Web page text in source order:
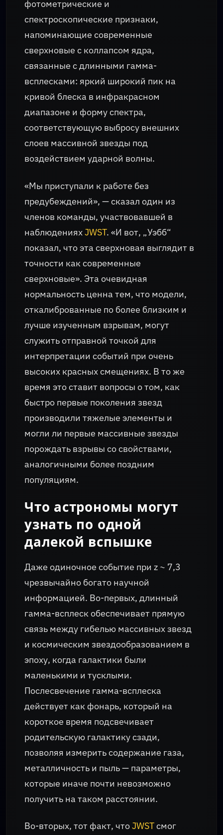
фотометрические и
спектроскопические признаки,
напоминающие современные
сверхновые с коллапсом ядра,
связанные с длинными гамма-
всплесками: яркий широкий пик на
кривой блеска в инфракрасном
диапазоне и форму спектра,
соответствующую выбросу внешних
слоев массивной звезды под
воздействием ударной волны.
«Мы приступали к работе без
предубеждений», — сказал один из
членов команды, участвовавшей в
наблюденияхJWST. «И вот, „Уэбб“
показал, что эта сверхновая выглядит в
точности как современные
сверхновые». Эта очевидная
нормальность ценна тем, что модели,
откалиброванные по более близким и
лучше изученным взрывам, могут
служить отправной точкой для
интерпретации событий при очень
высоких красных смещениях. В то же
время это ставит вопросы о том, как
быстро первые поколения звезд
производили тяжелые элементы и
могли ли первые массивные звезды
порождать взрывы со свойствами,
аналогичными более поздним
популяциям.
Что астрономы могут
узнать по одной
далекой вспышке
Даже одиночное событие при z ~ 7,3
чрезвычайно богато научной
информацией. Во-первых, длинный
гамма-всплеск обеспечивает прямую
связь между гибелью массивных звезд
и космическим звездообразованием в
эпоху, когда галактики были
маленькими и тусклыми.
Послесвечение гамма-всплеска
действует как фонарь, который на
короткое время подсвечивает
родительскую галактику сзади,
позволяя измерить содержание газа,
металличность и пыль — параметры,
которые иначе почти невозможно
получить на таком расстоянии.
Во-вторых, тот факт, чтоJWSTсмог